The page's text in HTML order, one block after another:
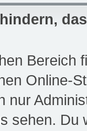
Bereich
Online-
nur
sehen.